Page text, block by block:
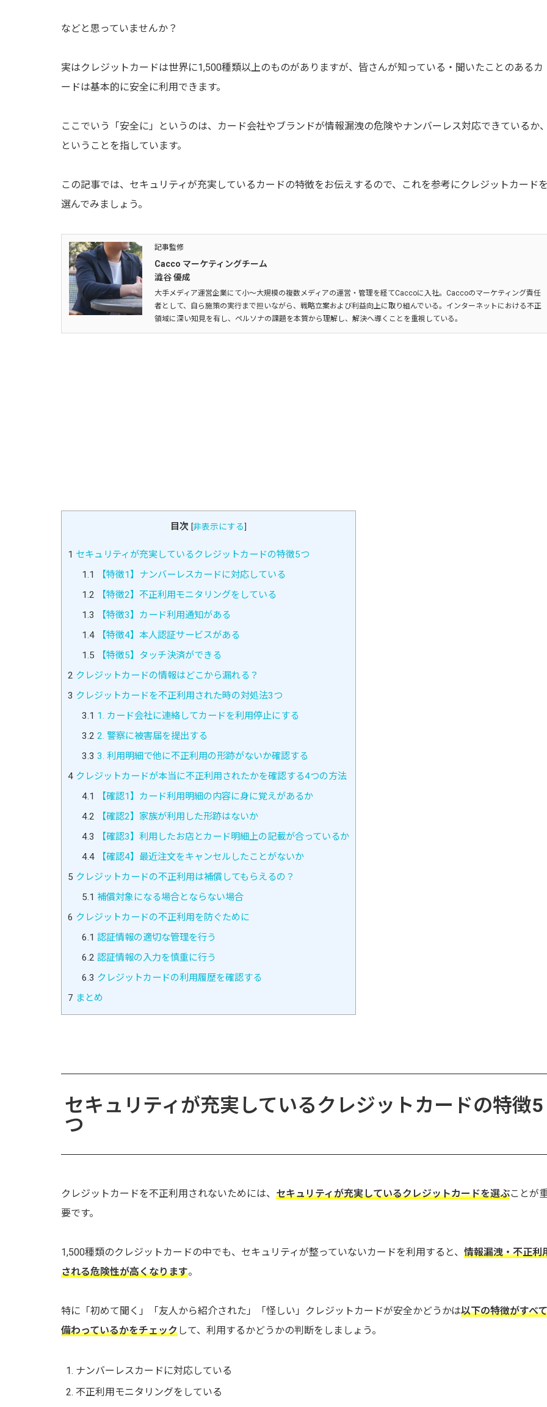
などと思っていませんか？
実はクレジットカードは世界に1,500種類以上のものがありますが、皆さんが知っている・聞いたことのあるカ
ードは基本的に安全に利用できます。
ここでいう「安全に」というのは、カード会社やブランドが情報漏洩の危険やナンバーレス対応できているか
ということを指しています。
この記事では、セキュリティが充実しているカードの特徴をお伝えするので、これを参考にクレジットカード
選んでみましょう。
記事監修
Cacco マーケティングチーム
澁谷 優成
大手メディア運営企業にて小～大規模の複数メディアの運営・管理を経てCaccoに入社。Caccoのマーケティング責任
者として、自ら施策の実行まで担いながら、戦略立案および利益向上に取り組んでいる。インターネットにおける不正
領域に深い知見を有し、ペルソナの課題を本質から理解し、解決へ導くことを重視している。
目次 [非表示にする]
1 セキュリティが充実しているクレジットカードの特徴5つ
1.1
【特徴1】ナンバーレスカードに対応している
1.2 【特徴2】不正利用モニタリングをしている
1.3 【特徴3】カード利用通知がある
1.4【特徴4】本人認証サービスがある
1.5 【特徴5】タッチ決済ができる
2 クレジットカードの情報はどこから漏れる？
3 クレジットカードを不正利用された時の対処法3つ
3.1 1. カード会社に連絡してカードを利用停止にする
3.2 2. 警察に被害届を提出する
3.3 3. 利用明細で他に不正利用の形跡がないか確認する
4 クレジットカードが本当に不正利用されたかを確認する4つの方法
4.1
【確認1】カード利用明細の内容に身に覚えがあるか
4.2 【確認2】家族が利用した形跡はないか
4.3 【確認3】利用したお店とカード明細上の記載が合っているか
4.4【確認4】最近注文をキャンセルしたことがないか
5 クレジットカードの不正利用は補償してもらえるの？
5.1 補償対象になる場合とならない場合
6 クレジットカードの不正利用を防ぐために
6.1 認証情報の適切な管理を行う
6.2 認証情報の入力を慎重に行う
6.3 クレジットカードの利用履歴を確認する
7 まとめ
セキュリティが充実しているクレジットカードの特徴5
つ
クレジットカードを不正利用されないためには、 セキュリティが充実しているクレジットカードを選ぶことが
要です。
1,500種類のクレジットカードの中でも、セキュリティが整っていないカードを利用すると、 情報漏洩・不正利
される危険性が高くなります。
特に「初めて聞く」「友人から紹介された」「怪しい」クレジットカードが安全かどうかは以下の特徴がすべて
備わっているかをチェックして、利用するかどうかの判断をしましょう。
ナンバーレスカードに対応している
不正利用モニタリングをしている